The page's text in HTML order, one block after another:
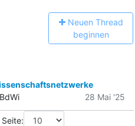
Neuen Thread
beginnen
28 Mai '25